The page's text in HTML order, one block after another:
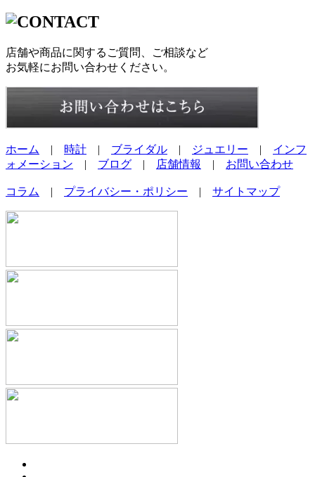
店舗や商品に関するご質問、ご相談など
お気軽にお問い合わせください。
ホーム | 時計 | ブライダル | ジュエリー | インフ
ォメーション | ブログ | 店舗情報 | お問い合わせ
コラム | プライバシー・ポリシー | サイトマップ